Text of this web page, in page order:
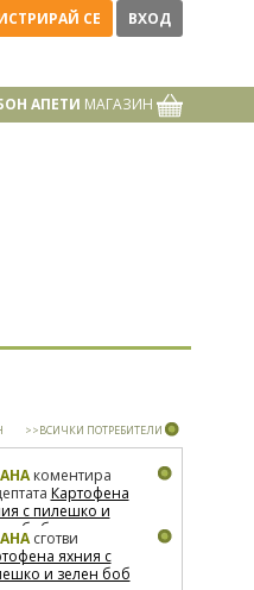
СЕ ВХОД
АПЕТИ МАГАЗИН
>>ВСИЧКИ ПОТРЕБИТЕЛИ
коментира
Картофена
с пилешко и
боб
сготви
яхния с
и зелен боб